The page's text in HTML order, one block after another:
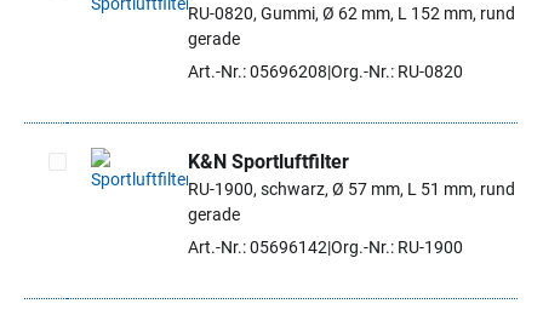
Artikel auswählen
RU-0820, Gummi, Ø 62 mm, L 152 mm, rund
gerade
Art.-Nr.: 05696208 Org.-Nr.: RU-0820
Artikel auswählen
K&N Sportluftfilter
RU-1900, schwarz, Ø 57 mm, L 51 mm, rund
gerade
Art.-Nr.: 05696142 Org.-Nr.: RU-1900